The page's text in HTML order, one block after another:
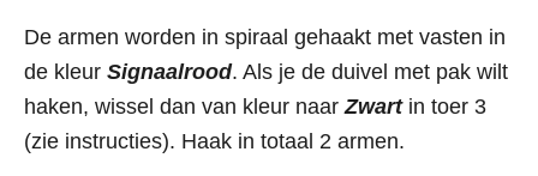
De armen worden in spiraal gehaakt met vasten in
de kleur Signaalrood. Als je de duivel met pak wilt
haken, wissel dan van kleur naarZwartin toer 3
(zie instructies). Haak in totaal 2 armen.